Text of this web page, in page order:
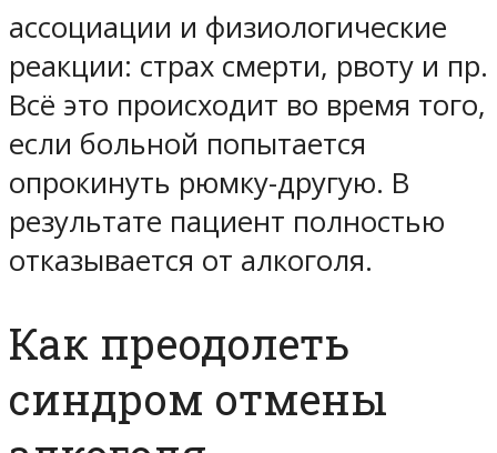
ассоциации и физиологические
реакции: страх смерти, рвоту и пр.
Всё это происходит во время того,
если больной попытается
опрокинуть рюмку-другую. В
результате пациент полностью
отказывается от алкоголя.
Как преодолеть
синдром отмены